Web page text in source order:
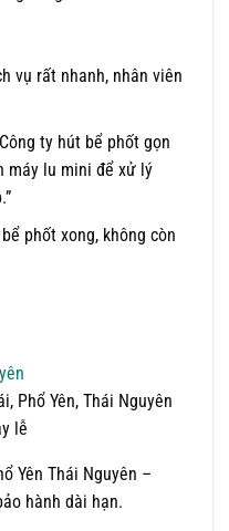
vụ rất nhanh, nhân viên
ty hút bể phốt gọn
máy lu mini để xử lý
phốt xong, không còn
Phổ Yên, Thái Nguyên
lễ
Yên Thái Nguyên –
hành dài hạn.